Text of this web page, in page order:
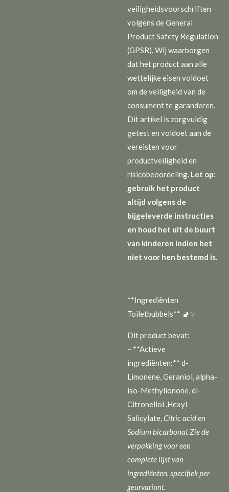
veiligheidsvoorschriften
volgens de General
Product Safety Regulation
(GPSR). Wij waarborgen
dat het product aan alle
wettelijke eisen voldoet
om de veiligheid van de
consument te garanderen.
Dit artikel is zorgvuldig
getest en voldoet aan de
vereisten voor
productveiligheid en
risicobeoordeling. Let op:
gebruik het product
altijd volgens de
bijgeleverde instructies
en houd het uit de buurt
van kinderen indien het
niet voor hen bestemd is.
**Ingrediënten
Toiletbubbels** 🚽✨
Dit product bevat:
– **Actieve
ingrediënten:** d-
Limonene, Geraniol, alpha-
iso-Methylionone, dl-
Citronellol ,Hexyl
Salicylate,Citric acid en
Sodium bicarbonat Zie de
verpakking voor een
complete lijst van
ingrediënten, specifiek per
geurvariant.